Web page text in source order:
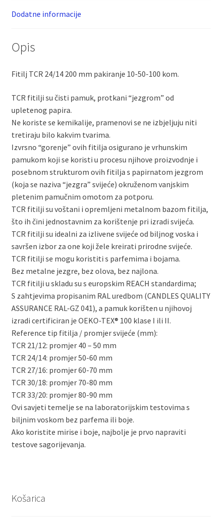
Dodatne informacije
Opis
Fitilj TCR 24/14 200 mm pakiranje 10-50-100 kom.
TCR fitilji su čisti pamuk, protkani “jezgrom” od
upletenog papira.
Ne koriste se kemikalije, pramenovi se ne izbjeljuju niti
tretiraju bilo kakvim tvarima.
Izvrsno “gorenje” ovih fitilja osigurano je vrhunskim
pamukom koji se koristi u procesu njihove proizvodnje i
posebnom strukturom ovih fitilja s papirnatom jezgrom
(koja se naziva “jezgra” svijeće) okruženom vanjskim
pletenim pamučnim omotom za potporu.
TCR fitilji su voštani i opremljeni metalnom bazom fitilja,
što ih čini jednostavnim za korištenje pri izradi svijeća.
TCR fitilji su idealni za izlivene svijeće od biljnog voska i
savršen izbor za one koji žele kreirati prirodne svijeće.
TCR fitilji se mogu koristiti s parfemima i bojama.
Bez metalne jezgre, bez olova, bez najlona.
TCR fitilji u skladu su s europskim REACH standardima;
S zahtjevima propisanim RAL uredbom (CANDLES QUALITY
ASSURANCE RAL-GZ 041), a pamuk korišten u njihovoj
izradi certificiran je OEKO-TEX® 100 klase I ili II.
Reference tip fitilja / promjer svijeće (mm):
TCR 21/12: promjer 40 – 50 mm
TCR 24/14: promjer 50-60 mm
TCR 27/16: promjer 60-70 mm
TCR 30/18: promjer 70-80 mm
TCR 33/20: promjer 80-90 mm
Ovi savjeti temelje se na laboratorijskim testovima s
biljnim voskom bez parfema ili boje.
Ako koristite mirise i boje, najbolje je prvo napraviti
testove sagorijevanja.
Košarica